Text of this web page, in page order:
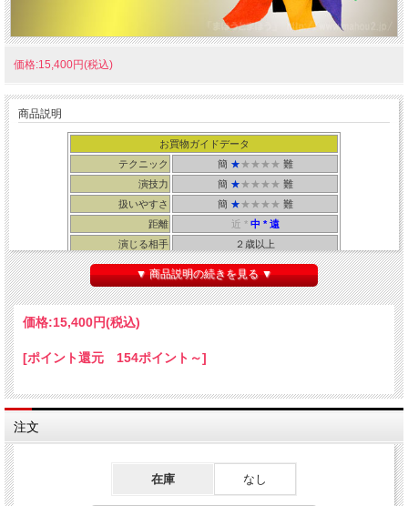
価格:15,400円(税込)
商品説明
お買物ガイドデータ
テクニック
簡 ★★★★★ 難
演技力
簡 ★★★★★ 難
扱いやすさ
簡 ★★★★★ 難
距離
近 * 中 * 遠
演じる相手
２歳以上
所要時間
３０秒
・輸入品（JOKER MAGIC） ・解説書：まほうとまほう
サイズ：
・ボックス 約13．5cm角 ・サイコロ 約12．5cm角
ご用意下さい。
↓ 動画をご覧下さい！ ↓
▼ 商品説明の続きを見る ▼
価格:15,400円(税込)
[ポイント還元 154ポイント～]
注文
在庫 なし